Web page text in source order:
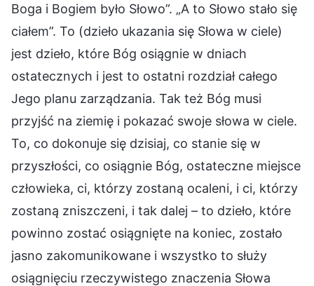
Boga i Bogiem było Słowo”. „A to Słowo stało się
ciałem”. To (dzieło ukazania się Słowa w ciele)
jest dzieło, które Bóg osiągnie w dniach
ostatecznych i jest to ostatni rozdział całego
Jego planu zarządzania. Tak też Bóg musi
przyjść na ziemię i pokazać swoje słowa w ciele.
To, co dokonuje się dzisiaj, co stanie się w
przyszłości, co osiągnie Bóg, ostateczne miejsce
człowieka, ci, którzy zostaną ocaleni, i ci, którzy
zostaną zniszczeni, i tak dalej – to dzieło, które
powinno zostać osiągnięte na koniec, zostało
jasno zakomunikowane i wszystko to służy
osiągnięciu rzeczywistego znaczenia Słowa